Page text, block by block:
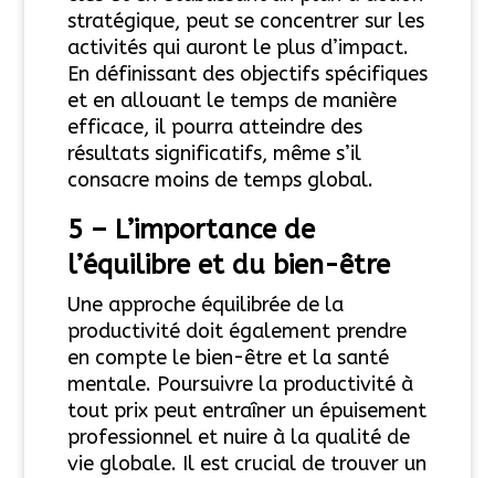
stratégique, peut se concentrer sur les
activités qui auront le plus d’impact.
En définissant des objectifs spécifiques
et en allouant le temps de manière
efficace, il pourra atteindre des
résultats significatifs, même s’il
consacre moins de temps global.
5 – L’importance de
l’équilibre et du bien-être
Une approche équilibrée de la
productivité doit également prendre
en compte le bien-être et la santé
mentale. Poursuivre la productivité à
tout prix peut entraîner un épuisement
professionnel et nuire à la qualité de
vie globale. Il est crucial de trouver un